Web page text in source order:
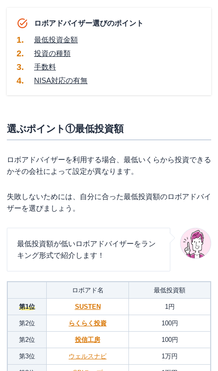
ロボアドバイザー選びのポイント
最低投資金額
投資の種類
手数料
NISA対応の有無
選ぶポイント①最低投資額
ロボアドバイザーを利用する場合、最低いくらから投資できる
かその会社によって設定が異なります。
失敗しないためには、自分に合った最低投資額のロボアドバイ
ザーを選びましょう。
最低投資額が低いロボアドバイザーをラン
キング形式で紹介します！
ロボアド名 最低投資額
第1位 SUSTEN 1円
第2位 らくらく投資 100円
第2位 投信工房 100円
第3位 ウェルスナビ 1万円